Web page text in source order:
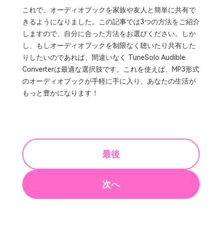
これで、オーディオブックを家族や友人と簡単に共有で
きるようになりました。この記事では3つの方法をご紹介
しますので、自分に合った方法をお選びください。しか
し、もしオーディオブックを制限なく聴いたり共有した
りしたいのであれば、間違いなく TuneSolo Audible
Converterは最適な選択肢です。これを使えば、MP3形式
のオーディオブックが手軽に手に入り、あなたの生活が
もっと豊かになります！
最後
次へ